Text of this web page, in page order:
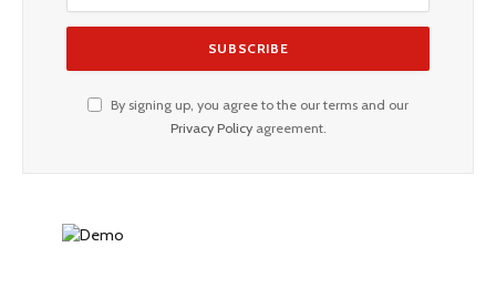
By signing up, you agree to the our terms and our
Privacy Policyagreement.